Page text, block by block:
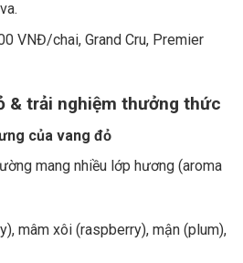
VNĐ/chai, Grand Cru, Premier
& trải nghiệm thưởng thức
của vang đỏ
mang nhiều lớp hương (aroma
mâm xôi (raspberry), mận (plum),